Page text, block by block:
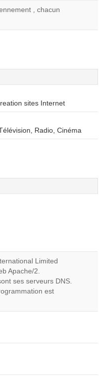
, chacun
sites Internet
Radio, Cinéma
Limited
Apache/2.
ses serveurs DNS.
est